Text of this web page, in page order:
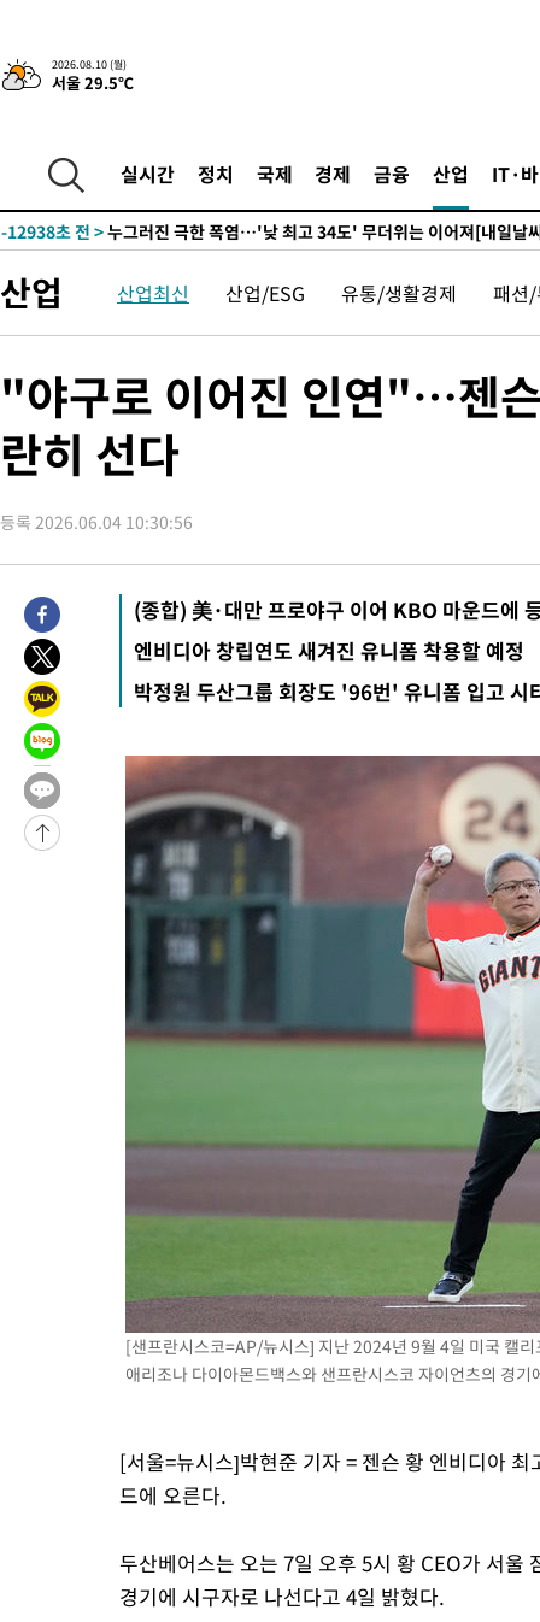
2026.08.10 (월)
서울 29.5℃
실시간 정치 국제 경제 금융 산업 IT·
-16127초 전 >[속보]강훈식 "충청권 246조·영남권 107조 투자 프로젝트 올
수"
-15774초 전 >[속보]강훈식 "반도체 함께 성장 프로젝트 10년간 1조원 규모
평가 단축"
-13694초 전 >
[속보]경찰, '내부 비리' 자진신고자 징계 감면…포상금 1억으
-12938초 전 >
-9529초 전 > 제주 골프장서 멧돼지 출현 결국 사살…'이용객 대피'
-7191초 전 >
[속보]코스피, 40.89포인트(0.65%) 오른 6299.66 마감
-7177초 전 >[속보]코스닥, 55.66포인트(6.97%) 오른 854.47 마감
-2361초 전 >[속보]이 대통령 "2028년 중순까지 광주 군공항 기능 다른 군공
로 임시 배치해 산단 조기 착공"
8분 전 >포항스틸야드 관중석 천장 석재 낙하…K리그 전구장 긴급 점검
3시간 전 >
[속보]'전장연 시위' 1호선 용산역 상행선 무정차 통과 종료
4시간 전 >[속보]원·달러 환율, 오전 9시 1410.3원
4시간 전 >[속보]코스닥, 8.85포인트(1.11%) 오른 807.66 개장
-30648초 전 >
[속보]콜롬비아서 규모 6.8 지진…카르타고 인근서 발생
-24421초 전 >
한국계 프란체스카 홍 등 美 진보파 '약진'…2028년 대선판 흔
-23818초 전 >
검토"
-17139초 전 >
[단독]체온 40.6도 쓰러진 해명…"엄살"이라며 훈련강요
-16147초 전 >
-15794초 전 >
[속보]강훈식 "반도체 함께 성장 프로젝트 10년간 1조원 규모
진…상생무역금융 5조 공급"
-15346초 전 >
[속보]강훈식 "연내 메가특구특별법 제정 추진…인허가·환경
평가 단축"
-13714초 전 >
[속보]경찰, '내부 비리' 자진신고자 징계 감면…포상금 1억으
누그러진 극한 폭염…'낮 최고 34도' 무더위는 이어져[내일날
제주 골프장서 멧돼지 출현 결국 사살…'이용객 대피'
[속보]원·달러 환율, 2.3원 오른 1418.4원 마감
[속보]코스피, 40.89포인트(0.65%) 오른 6299.66 마감
[속보]코스닥, 55.66포인트(6.97%) 오른 854.47 마감
대포통장 107개로 불법도박 수익 5062억 세탁…19명 검거
[속보]이 대통령 "2028년 중순까지 광주 군공항 기능 다른 군공
포항스틸야드 관중석 천장 석재 낙하…K리그 전구장 긴급 점검
[속보]'전장연 시위' 1호선 용산역 상행선 무정차 통과 종료
[속보]원·달러 환율, 오전 9시 1410.3원
[속보]코스닥, 8.85포인트(1.11%) 오른 807.66 개장
산업 산업최신 산업/ESG 유통/생활경제 패션
"야구로 이어진 인연"…젠
란히 선다
등록 2026.06.04 10:30:56
(종합) 美·대만 프로야구 이어 KBO 마운드에
엔비디아 창립연도 새겨진 유니폼 착용할 예정
박정원 두산그룹 회장도 '96번' 유니폼 입고 시
[샌프란시스코=AP/뉴시스] 지난 2024년 9월 4일 미국 캘
애리조나 다이아몬드백스와 샌프란시스코 자이언츠의 경
[서울=뉴시스]박현준 기자 = 젠슨 황 엔비디아
드에 오른다.
두산베어스는 오는 7일 오후 5시 황 CEO가 서
경기에 시구자로 나선다고 4일 밝혔다.